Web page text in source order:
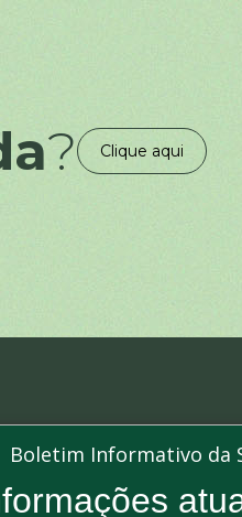
Boletim Informativo da
? Clique aqui